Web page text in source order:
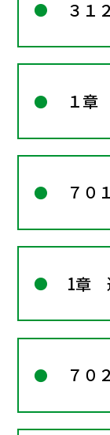
３１
１章
７０
1章
７０